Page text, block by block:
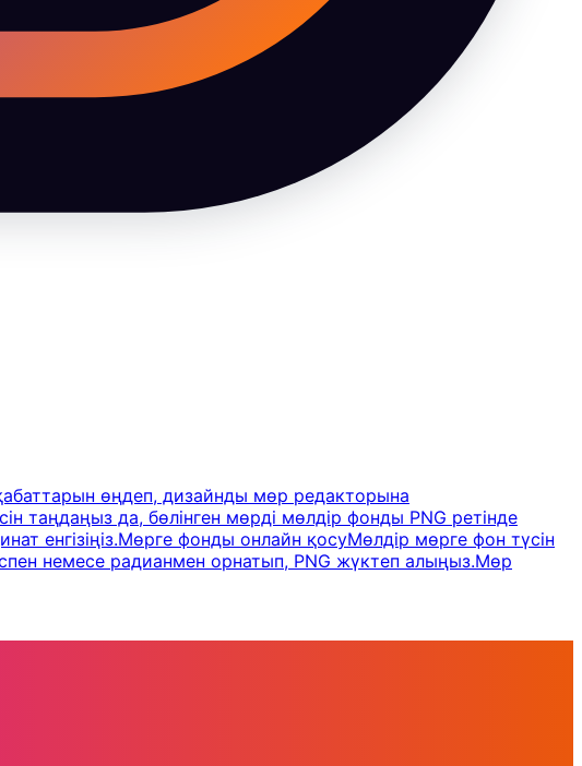
өңдеп, дизайнды мөр редакторына
таңдаңыз да, бөлінген мөрді мөлдір фонды PNG ретінде
енгізіңіз.Мөрге фонды онлайн қосуМөлдір мөрге фон түсін
немесе радианмен орнатып, PNG жүктеп алыңыз.Мөр